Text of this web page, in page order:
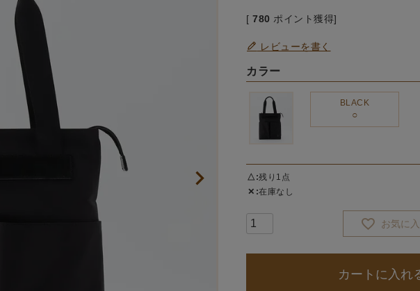
[ 780 ポイント獲得]
レビューを書く
カラー
BLACK
△ 残り1点
✕ 在庫なし
お気に
カートに入れ